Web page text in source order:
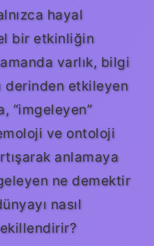
hayal
bir etkinliğin
varlık, bilgi
derinden etkileyen
“imgeleyen”
ve ontoloji
anlamaya
ne demektir
nasıl